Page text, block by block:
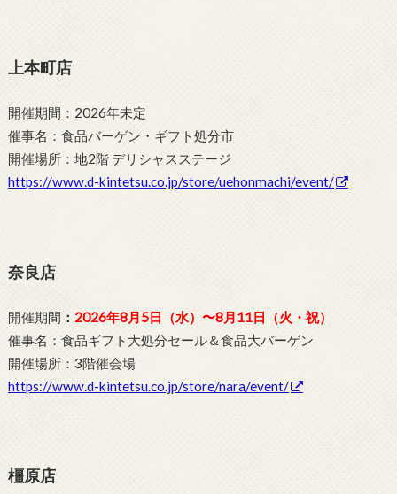
上本町店
開催期間：2026年未定
催事名：食品バーゲン・ギフト処分市
開催場所：地2階 デリシャスステージ
https://www.d-kintetsu.co.jp/store/uehonmachi/event/
奈良店
開催期間 ： 2026年8月5日（水）〜8月11日（火・祝）
催事名：食品ギフト大処分セール＆食品大バーゲン
開催場所：3階催会場
https://www.d-kintetsu.co.jp/store/nara/event/
橿原店